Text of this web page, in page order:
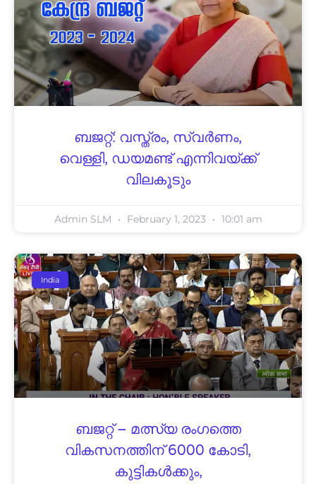
ബജറ്റ്: വസ്ത്രം, സ്വർണം,
വെള്ളി, ഡയമണ്ട് എന്നിവയ്ക്ക്
വിലകൂടും
Admin SLM February 1, 2023 10:01 am
India
ബജറ്റ് – മത്സ്യ രംഗത്തെ
വികസനത്തിന് 6000 കോടി,
കുട്ടികൾക്കും,